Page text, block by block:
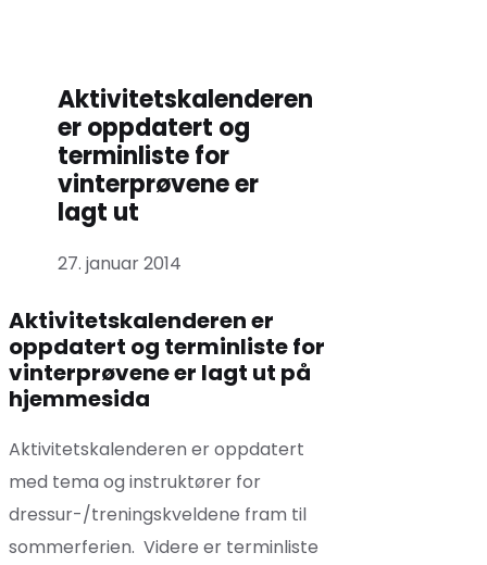
Aktivitetskalenderen
er oppdatert og
terminliste for
vinterprøvene er
lagt ut
27. januar 2014
Aktivitetskalenderen er
oppdatert og terminliste for
vinterprøvene er lagt ut på
hjemmesida
Aktivitetskalenderen er oppdatert
med tema og instruktører for
dressur-/treningskveldene fram til
sommerferien. Videre er terminliste